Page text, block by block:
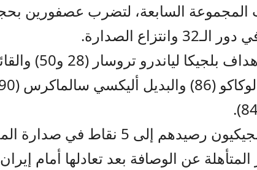
المجموعة السابعة، لتضرب عصفورين
وانتزاع الصدارة.
ورفع البلجيكيون رصيدهم إلى 5